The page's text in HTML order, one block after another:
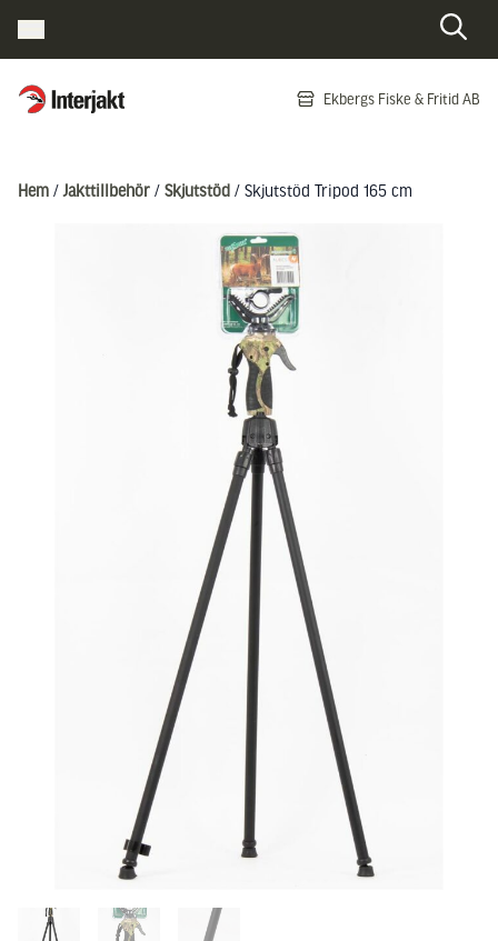
Interjakt SE Ekbergs Fiske & Fritid AB
Hem / Jakttillbehör / Skjutstöd / Skjutstöd Tripod 165 cm